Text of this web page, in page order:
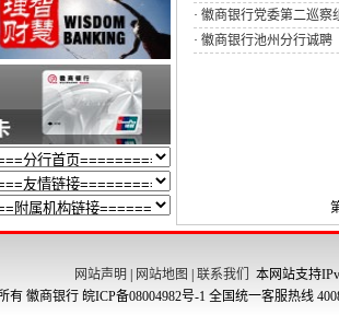
· 徽商银行党委第二巡察
· 徽商银行池州分行诚聘
网站声明 网站地图 联系我们
本网站支持
有 徽商银行 皖ICP备08004982号-1 全国统一客服热线